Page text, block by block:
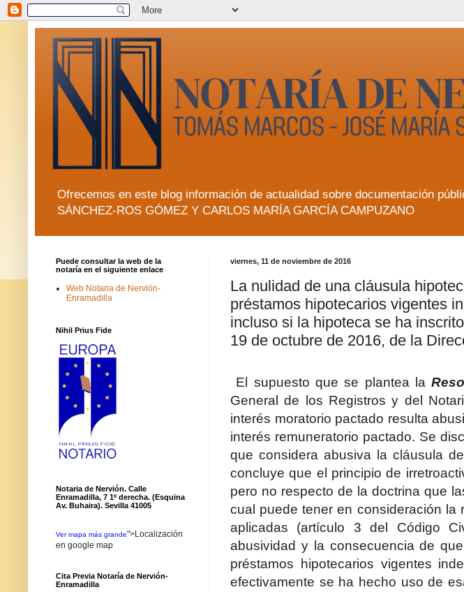
Ofrecemos en este blog información de actualidad sobre documentación
SÁNCHEZ-ROS GÓMEZ Y CARLOS MARÍA GARCÍA CAMPUZANO
viernes, 11 de noviembre de 2016
La nulidad de una cláusula
préstamos hipotecarios vigentes
incluso si la hipoteca se ha
19 de octubre de 2016, de la
El supuesto que se plantea la
General de los Registros y del
interés moratorio pactado resulta
interés remuneratorio pactado. Se
que considera abusiva la cláusula
concluye que el principio de
pero no respecto de la doctrina que
cual puede tener en consideración
aplicadas (artículo 3 del Código
abusividad y la consecuencia de
préstamos hipotecarios vigentes
efectivamente se ha hecho uso de
Puede consultar la web de la
notaría en el siguiente enlace
Web Notaria de Nervión-
Enramadilla
Nihil Prius Fide
Notaria de Nervión. Calle
Enramadilla, 7 1º derecha. (Esquina
Av. Buhaira). Sevilla 41005
Ver mapa más grande">Localización
en google map
Cita Previa Notaría de Nervión-
Enramadilla